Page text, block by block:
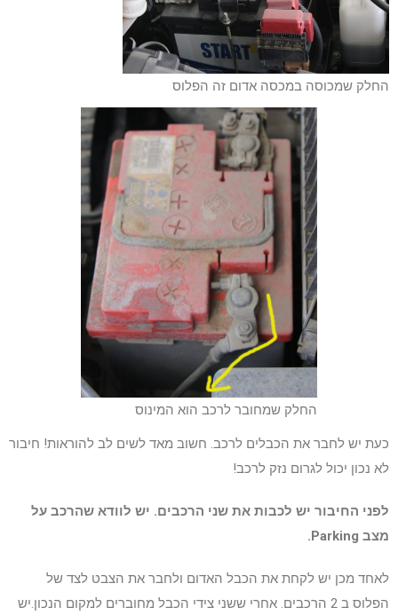
החלק שמכוסה במכסה אדום זה הפלוס
החלק שמחובר לרכב הוא המינוס
כעת יש לחבר את הכבלים לרכב. חשוב מאד לשים לב להוראות! חיבור
לא נכון יכול לגרום נזק לרכב!
לפני החיבור יש לכבות את שני הרכבים. יש לוודא שהרכב על
מצב Parking.
לאחד מכן יש לקחת את הכבל האדום ולחבר את הצבט לצד של
הפלוס ב 2 הרכבים. אחרי ששני צידי הכבל מחוברים למקום הנכון.יש